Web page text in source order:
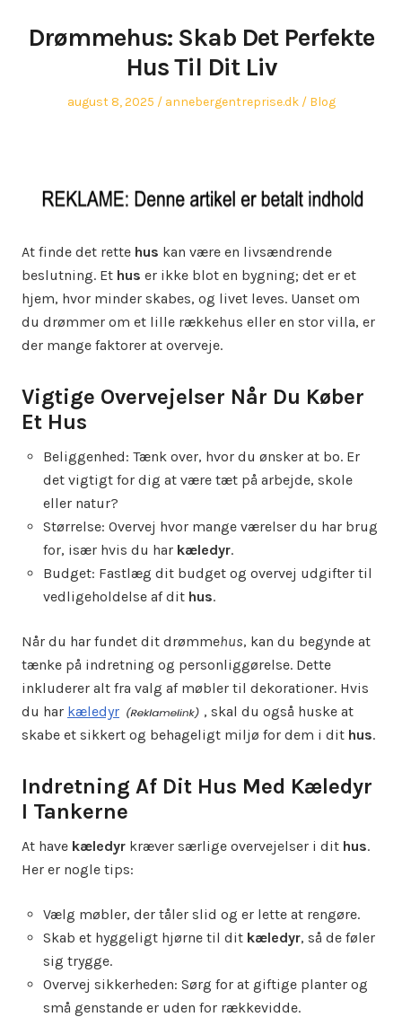
Drømmehus: Skab Det Perfekte
Hus Til Dit Liv
Posted
august 8, 2025 Author
annebergentreprise.dk
Posted
Blog
At finde det rette hus kan være en livsændrende
beslutning. Et hus er ikke blot en bygning; det er et
hjem, hvor minder skabes, og livet leves. Uanset om
du drømmer om et lille rækkehus eller en stor villa, er
der mange faktorer at overveje.
Vigtige Overvejelser Når Du Køber
Et Hus
Beliggenhed: Tænk over, hvor du ønsker at bo. Er
det vigtigt for dig at være tæt på arbejde, skole
eller natur?
Størrelse: Overvej hvor mange værelser du har brug
for, især hvis du har kæledyr.
Budget: Fastlæg dit budget og overvej udgifter til
vedligeholdelse af dit hus.
Når du har fundet dit drømmehus, kan du begynde at
tænke på indretning og personliggørelse. Dette
inkluderer alt fra valg af møbler til dekorationer. Hvis
du har kæledyr
, skal du også huske at
skabe et sikkert og behageligt miljø for dem i dit hus.
Indretning Af Dit Hus Med Kæledyr
I Tankerne
At have kæledyr kræver særlige overvejelser i dit hus.
Her er nogle tips:
Vælg møbler, der tåler slid og er lette at rengøre.
Skab et hyggeligt hjørne til dit kæledyr, så de føler
sig trygge.
Overvej sikkerheden: Sørg for at giftige planter og
små genstande er uden for rækkevidde.